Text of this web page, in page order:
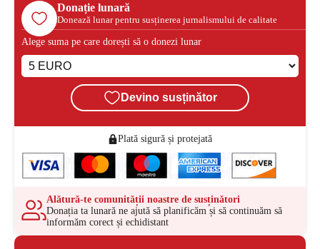
Donație lunară
Donează lunar pentru susținerea jurnalismului de calitate
Alege suma pe care dorești să o donezi lunar
Devino susținător
Plată sigură și protejată
Alătură-te comunității noastre de susținători
Donația ta lunară ne ajută să planificăm și să continuăm să
informăm corect și echidistant